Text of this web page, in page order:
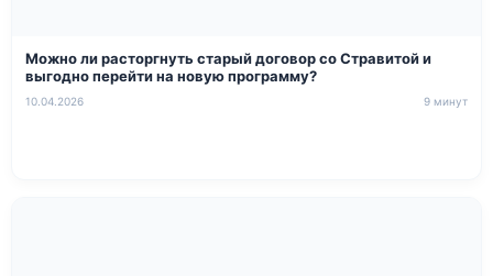
Можно ли расторгнуть старый договор со Стравитой и
выгодно перейти на новую программу?
10.04.2026 9 минут